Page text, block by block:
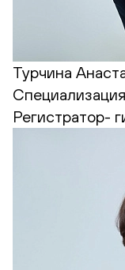
Турчина
Регистратор-